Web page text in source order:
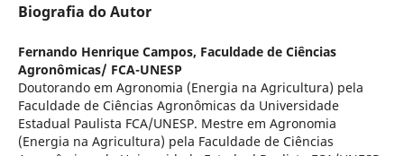
Biografia do Autor
Fernando Henrique Campos, Faculdade de Ciências
Agronômicas/ FCA-UNESP
Doutorando em Agronomia (Energia na Agricultura) pela
Faculdade de Ciências Agronômicas da Universidade
Estadual Paulista FCA/UNESP. Mestre em Agronomia
(Energia na Agricultura) pela Faculdade de Ciências